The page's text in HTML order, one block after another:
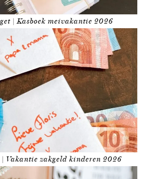
| Kasboek meivakantie 2026
| Vakantie zakgeld kinderen 2026